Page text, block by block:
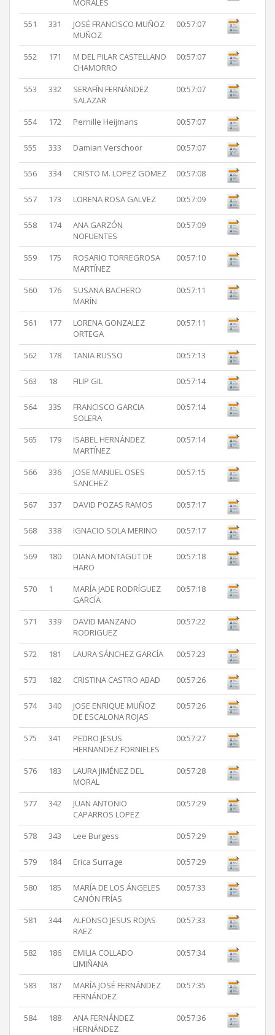
MORALES
551
331
JOSÉ FRANCISCO MUÑOZ
MUÑOZ
00:57:07
552 171
M DEL PILAR CASTELLANO
CHAMORRO
00:57:07
553 332
SERAFÍN FERNÁNDEZ
SALAZAR
00:57:07
554 172 Pernille Heijmans 00:57:07
555 333 Damian Verschoor 00:57:07
556 334 CRISTO M. LOPEZ GOMEZ 00:57:08
557 173 LORENA ROSA GALVEZ 00:57:09
558 174
ANA GARZÓN
NOFUENTES
00:57:09
559 175
ROSARIO TORREGROSA
MARTÍNEZ
00:57:10
560 176
SUSANA BACHERO
MARÍN
00:57:11
561 177
LORENA GONZALEZ
ORTEGA
00:57:11
562 178 TANIA RUSSO 00:57:13
563 18 FILIP GIL 00:57:14
564 335
FRANCISCO GARCIA
SOLERA
00:57:14
565 179
ISABEL HERNÁNDEZ
MARTÍNEZ
00:57:14
566 336
JOSE MANUEL OSES
SANCHEZ
00:57:15
567 337 DAVID POZAS RAMOS 00:57:17
568 338 IGNACIO SOLA MERINO 00:57:17
569 180
DIANA MONTAGUT DE
HARO
00:57:18
570 1
MARÍA JADE RODRÍGUEZ
GARCÍA
00:57:18
571 339
DAVID MANZANO
RODRIGUEZ
00:57:22
572 181 LAURA SÁNCHEZ GARCÍA 00:57:23
573 182 CRISTINA CASTRO ABAD 00:57:26
574 340
JOSE ENRIQUE MUÑOZ
DE ESCALONA ROJAS
00:57:26
575 341
PEDRO JESUS
HERNANDEZ FORNIELES
00:57:27
576 183
LAURA JIMÉNEZ DEL
MORAL
00:57:28
577 342
JUAN ANTONIO
CAPARROS LOPEZ
00:57:29
578 343 Lee Burgess 00:57:29
579 184 Erica Surrage 00:57:29
580 185
MARÍA DE LOS ÁNGELES
CANÓN FRÍAS
00:57:33
581 344
ALFONSO JESUS ROJAS
RAEZ
00:57:33
582 186
EMILIA COLLADO
LIMIÑANA
00:57:34
583 187
MARÍA JOSÉ FERNÁNDEZ
FERNÁNDEZ
00:57:35
584 188
ANA FERNÁNDEZ
HERNÁNDEZ
00:57:36